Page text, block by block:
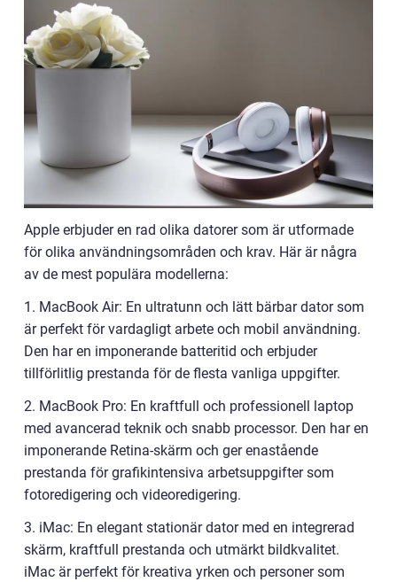
Apple erbjuder en rad olika datorer som är utformade
för olika användningsområden och krav. Här är några
av de mest populära modellerna:
1. MacBook Air: En ultratunn och lätt bärbar dator som
är perfekt för vardagligt arbete och mobil användning.
Den har en imponerande batteritid och erbjuder
tillförlitlig prestanda för de flesta vanliga uppgifter.
2. MacBook Pro: En kraftfull och professionell laptop
med avancerad teknik och snabb processor. Den har en
imponerande Retina-skärm och ger enastående
prestanda för grafikintensiva arbetsuppgifter som
fotoredigering och videoredigering.
3. iMac: En elegant stationär dator med en integrerad
skärm, kraftfull prestanda och utmärkt bildkvalitet.
iMac är perfekt för kreativa yrken och personer som